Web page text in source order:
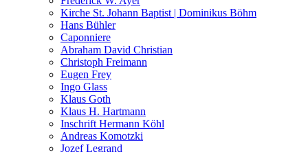
Kirche St. Johann Baptist | Dominikus Böhm
Hans Bühler
Caponniere
Abraham David Christian
Christoph Freimann
Eugen Frey
Ingo Glass
Klaus Goth
Klaus H. Hartmann
Inschrift Hermann Köhl
Andreas Komotzki
Jozef Legrand